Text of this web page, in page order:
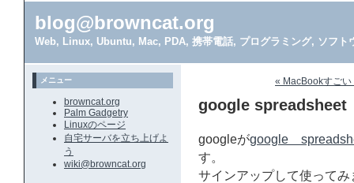
blog@browncat.org
Web, Linux, Ubuntu, Mac, PDA, 携帯電話, プログラミング, ソフト
« MacBookすごい
google spreadsheet
googleがgoogle
す。
サインアップして使ってみ
メニュー
browncat.org
Palm Gadgetry
Linuxのページ
自宅サーバを立ち上げよ
う
wiki@browncat.org